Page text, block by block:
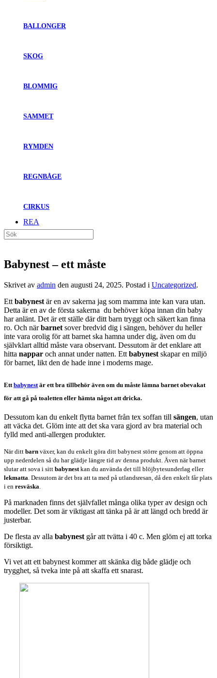
BALLONGER
SKOG
BLOMMIG
SAMMET
RYMDEN
REGNBÅGE
CIRKUS
REA
Babynest – ett måste
Skrivet av admin den augusti 24, 2025. Postad i Uncategorized.
Ett babynest är en av sakerna jag som mamma inte kan vara utan.
Detta är en av de första sakerna du behöver köpa innan din baby
har anlänt. Det är ett ställe där ditt barn tryggt och säkert kan finna
ro. Och närbarnet sover bredvid dig i sängen, behöver du heller
inte vara orolig för att barnet ska hamna under dig, även om du
självklart alltid måste vara observant. Dessutom är det enklare att
hitta nappar och annat under natten. Ett babynest skapar en miljö
för barnet, likt den de hade inne i moderns mage.
Ett babynest är ett bra tillbehör även om du måste lämna barnet obevakat
för att gå på toaletten eller hämta något att dricka.
Dessutom kan du enkelt flytta barnet från tex soffan till sängen, utan
att väcka det. Glöm inte att det ska vara gjord av bra material och
fylld med anti-allergen produkter.
När ditt barn växer, kan du enkelt göra ditt babynest större genom att öppna
upp nederdelen så du har glädje längre tid av denna produkt. Även när barnet
slutar att sova i sitt babynest kan du använda det till blöjbytesunderlag eller
lekmatta . Dessutom är det bra att ta med på utlandsresan, då den enkelt får plats
i en resväska
På marknaden finns det självfallet många olika typer av design och
modeller. Det som är viktigast att tänka på är att längd och bredd är
justerbar.
De flesta av alla babynest går att tvätta i 40 c. Men glöm ej att torka
försiktigt.
Vi vet att ett babynest kommer att skänka dig både glädje och
trygghet, så tveka inte på att skaffa ett snarast.